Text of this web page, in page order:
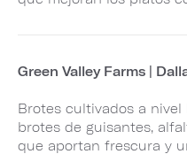
Green Valley Farms |
Brotes cultivados a
brotes de guisantes,
que aportan frescura y